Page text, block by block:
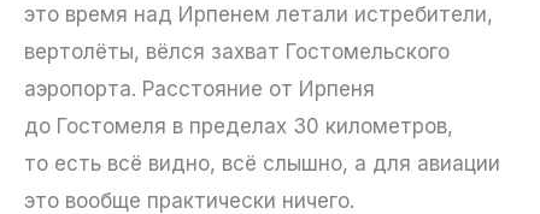
это время над Ирпенем летали истребители,
вертолёты, вёлся захват Гостомельского
аэропорта. Расстояние от Ирпеня
до Гостомеля в пределах 30 километров,
то есть всё видно, всё слышно, а для авиации
это вообще практически ничего.